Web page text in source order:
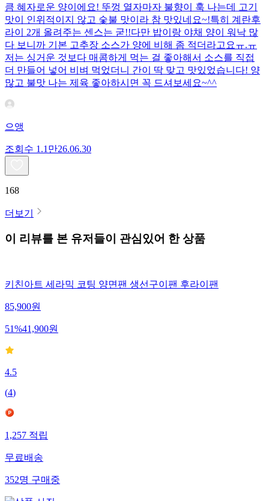
큼 혜자로운 양이에요! 뚜껑 열자마자 불향이 훅 나는데 고기
맛이 인위적이지 않고 숯불 맛이라 참 맛있네요~!특히 계란후
라이 2개 올려주는 센스는 굳!! ​다만 밥이랑 야채 양이 워낙 많
다 보니까 기본 고추장 소스가 양에 비해 좀 적더라고요ㅠ.ㅠ
저는 싱거운 것보다 매콤하게 먹는 걸 좋아해서 소스를 직접
더 만들어 넣어 비벼 먹었더니 간이 딱 맞고 맛있었습니다! 양
많고 불맛 나는 제육 좋아하시면 꼭 드셔보세요~^^
으앵
조회수 1.1만26.06.30
168
더보기
이 리뷰를 본 유저들이 관심있어 한 상품
키친아트 세라믹 코팅 양면팬 생선구이팬 후라이팬
85,900원
51%41,900원
4.5
(4)
1,257적립
무료배송
352명구매중